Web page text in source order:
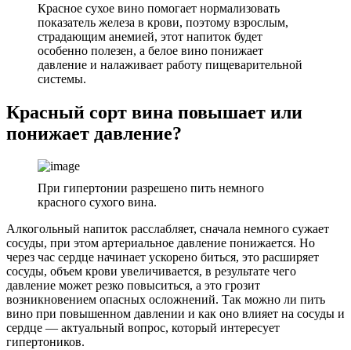
Красное сухое вино помогает нормализовать
показатель железа в крови, поэтому взрослым,
страдающим анемией, этот напиток будет
особенно полезен, а белое вино понижает
давление и налаживает работу пищеварительной
системы.
Красный сорт вина повышает или
понижает давление?
При гипертонии разрешено пить немного
красного сухого вина.
Алкогольный напиток расслабляет, сначала немного сужает
сосуды, при этом артериальное давление понижается. Но
через час сердце начинает ускорено биться, это расширяет
сосуды, объем крови увеличивается, в результате чего
давление может резко повыситься, а это грозит
возникновением опасных осложнений. Так можно ли пить
вино при повышенном давлении и как оно влияет на сосуды и
сердце — актуальный вопрос, который интересует
гипертоников.